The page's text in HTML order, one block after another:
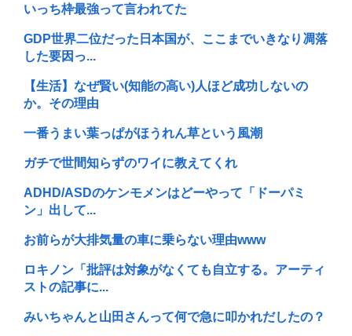
いっち枠最強って言われてた
GDP世界二位だった日本国が、ここまでいきなり凋落
した要因っ...
【生活】なぜ賢い(知能の高い)人ほど成功しないの
か。その理由
一番うまい葉っぱがほうれん草という風潮
ガチで世間知らずのワイに教えてくれ
ADHD/ASDのケンモメンはどーやって「ドーパミ
ン」出して...
お前らが大排気量の車に乗らない理由www
ロキノン「批評は対象がなくても自立する。アーティ
ストの記事に...
みいちゃんと山田さんって何で急に叩かれだしたの？